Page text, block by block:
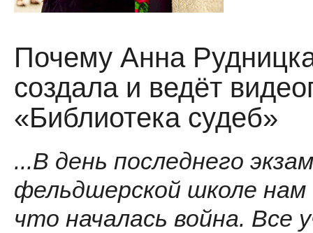
Почему Анна
создала и ведёт
«Библиотека судеб»
...В день последнего
фельдшерской школе нам
что началась война. Все